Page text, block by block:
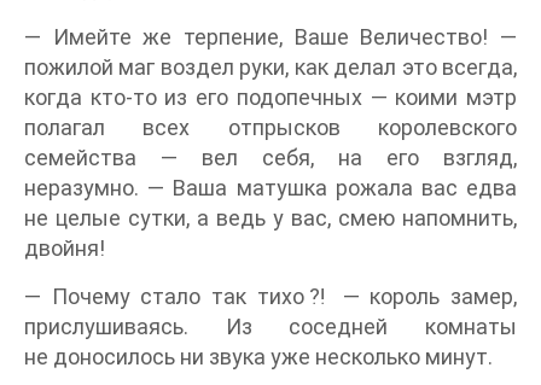
— Имейте же терпение, Ваше Величество! —
пожилой маг воздел руки, как делал это всегда,
когда кто-то из его подопечных — коими мэтр
полагал всех отпрысков королевского
семейства — вел себя, на его взгляд,
неразумно. — Ваша матушка рожала вас едва
не целые сутки, а ведь у вас, смею напомнить,
двойня!
— Почему стало так тихо⁈ — король замер,
прислушиваясь. Из соседней комнаты
не доносилось ни звука уже несколько минут.